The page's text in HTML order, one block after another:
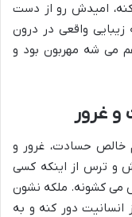
امیدش رو از دست
واقعی در درون
می شه مهربون بود و
غرور
خالص حسادت، غرور و
و ترس از اینکه کسی
می کشونه. ملکه نشون
دور کنه و به